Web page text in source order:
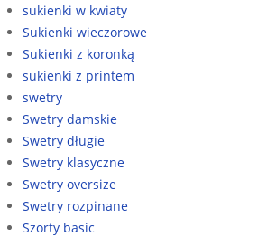
sukienki w kwiaty
Sukienki wieczorowe
Sukienki z koronką
sukienki z printem
swetry
Swetry damskie
Swetry długie
Swetry klasyczne
Swetry oversize
Swetry rozpinane
Szorty basic